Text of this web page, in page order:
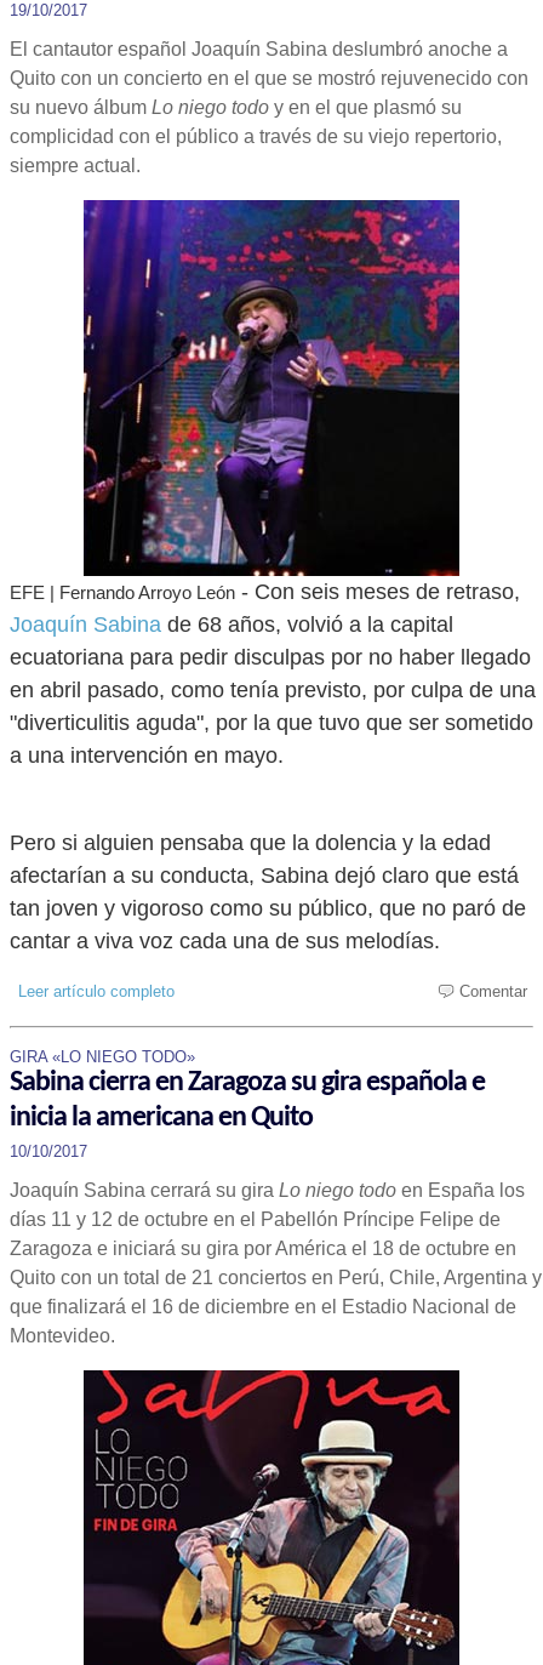
19/10/2017
El cantautor español Joaquín Sabina deslumbró anoche a
Quito con un concierto en el que se mostró rejuvenecido con
su nuevo álbum Lo niego todo y en el que plasmó su
complicidad con el público a través de su viejo repertorio,
siempre actual.
EFE | Fernando Arroyo León - Con seis meses de retraso,
Joaquín Sabina de 68 años, volvió a la capital
ecuatoriana para pedir disculpas por no haber llegado
en abril pasado, como tenía previsto, por culpa de una
"diverticulitis aguda", por la que tuvo que ser sometido
a una intervención en mayo.
Pero si alguien pensaba que la dolencia y la edad
afectarían a su conducta, Sabina dejó claro que está
tan joven y vigoroso como su público, que no paró de
cantar a viva voz cada una de sus melodías.
Leer artículo completo Comentar
GIRA «LO NIEGO TODO»
Sabina cierra en Zaragoza su gira española e
inicia la americana en Quito
10/10/2017
Joaquín Sabina cerrará su gira Lo niego todo en España los
días 11 y 12 de octubre en el Pabellón Príncipe Felipe de
Zaragoza e iniciará su gira por América el 18 de octubre en
Quito con un total de 21 conciertos en Perú, Chile, Argentina y
que finalizará el 16 de diciembre en el Estadio Nacional de
Montevideo.